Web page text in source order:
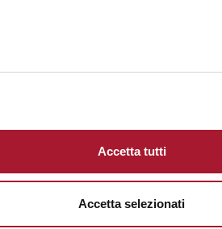
Accetta tutti
Accetta selezionati